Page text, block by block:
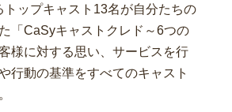
トップキャスト13名が自分たちの
「CaSyキャストクレド～6つの
様に対する思い、サービスを行
行動の基準をすべてのキャスト